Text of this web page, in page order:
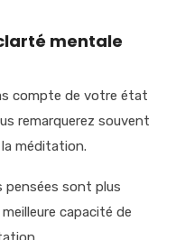
mentale
compte de votre état
remarquerez souvent
méditation.
pensées sont plus
capacité de